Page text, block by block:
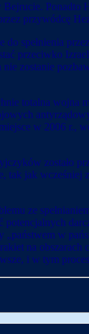
Ponadto
przywódcę
spełnienia
przeciwko
zostanie
totalna wojna
w 2006 r.,
zostało
jak wcześniej
ze
potencjalnych
„państwem w
na
i w tym